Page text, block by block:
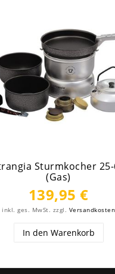
Sturmkocher
(Gas)
139,95 €
inkl. ges. MwSt. zzgl. Versandkosten
In den Warenkorb